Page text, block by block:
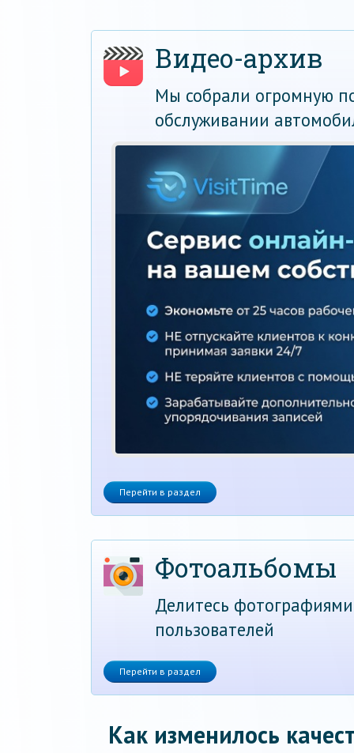
Видео-архив
Мы собрали огромную
обслуживании
Перейти в раздел
Фотоальбомы
Делитесь
пользователей
Перейти в раздел
Как изменилось